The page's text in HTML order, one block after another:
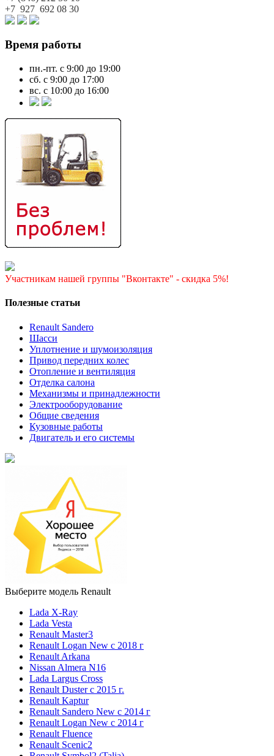
+7 927 692 08 30
Время работы
пн.-пт. с 9:00 до 19:00
сб. с 9:00 до 17:00
вс. с 10:00 до 16:00
Участникам нашей группы "Вконтакте" - скидка 5%!
Полезные статьи
Renault Sandero
Шасси
Уплотнение и шумоизоляция
Привод передних колес
Отопление и вентиляция
Отделка салона
Механизмы и принадлежности
Электрооборудование
Общие сведения
Кузовные работы
Двигатель и его системы
Выберите модель Renault
Lada X-Ray
Lada Vesta
Renault Master3
Renault Logan New с 2018 г
Renault Arkana
Nissan Almera N16
Lada Largus Cross
Renault Duster с 2015 г.
Renault Kaptur
Renault Sandero New с 2014 г
Renault Logan New с 2014 г
Renault Fluence
Renault Scenic2